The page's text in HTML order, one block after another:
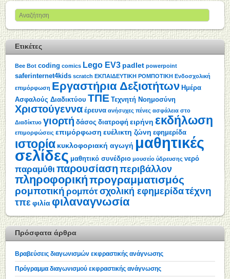
Ετικέτες
Bee Bot coding comics Lego EV3 padlet powerpoint
saferinternet4kids scratch ΕΚΠΑΙΔΕΥΤΙΚΗ ΡΟΜΠΟΤΙΚΗ Ενδοσχολική
επιμόρφωση Εργαστήρια Δεξιοτήτων Ημέρα
Ασφαλούς Διαδικτύου ΤΠΕ Τεχνητή Νοημοσύνη
Χριστούγεννα έρευνα ανήσυχες πένες ασφάλεια στο
Διαδίκτυο γιορτή δάσος διατροφή ειρήνη εκδήλωση
επιμορφώσεις επιμόρφωση ευέλικτη ζώνη εφημερίδα
ιστορία κυκλοφοριακή αγωγή μαθητικές
σελίδες μαθητικό συνέδριο μουσείο ύδρευσης νερό
παραμύθι παρουσίαση περιβάλλον
πληροφορικήπρογραμματισμός
ρομποτική ρομπότσχολική εφημερίδατέχνη
τπε φιλία φιλαναγνωσία
Πρόσφατα άρθρα
Βραβεύσεις διαγωνισμών εκφραστικής ανάγνωσης
Πρόγραμμα διαγωνισμού εκφραστικής ανάγνωσης